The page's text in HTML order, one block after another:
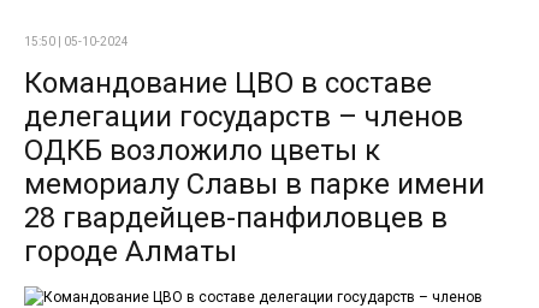
15:50 | 05-10-2024
Командование ЦВО в составе
делегации государств – членов
ОДКБ возложило цветы к
мемориалу Славы в парке имени
28 гвардейцев-панфиловцев в
городе Алматы